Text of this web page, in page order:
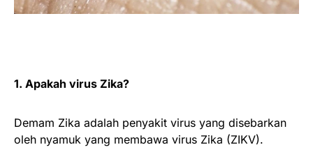
1. Apakah virus Zika?
Demam Zika adalah penyakit virus yang disebarkan
oleh nyamuk yang membawa virus Zika (ZIKV).